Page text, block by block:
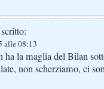
alle 08:13
ha la maglia del Bilan
non scherziamo, ci